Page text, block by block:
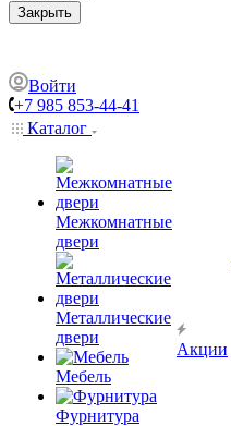
Закрыть
Войти
+7 985 853-44-41
Каталог
Межкомнатные
двери
Металлические
двери
Мебель
Фурнитура
Акции